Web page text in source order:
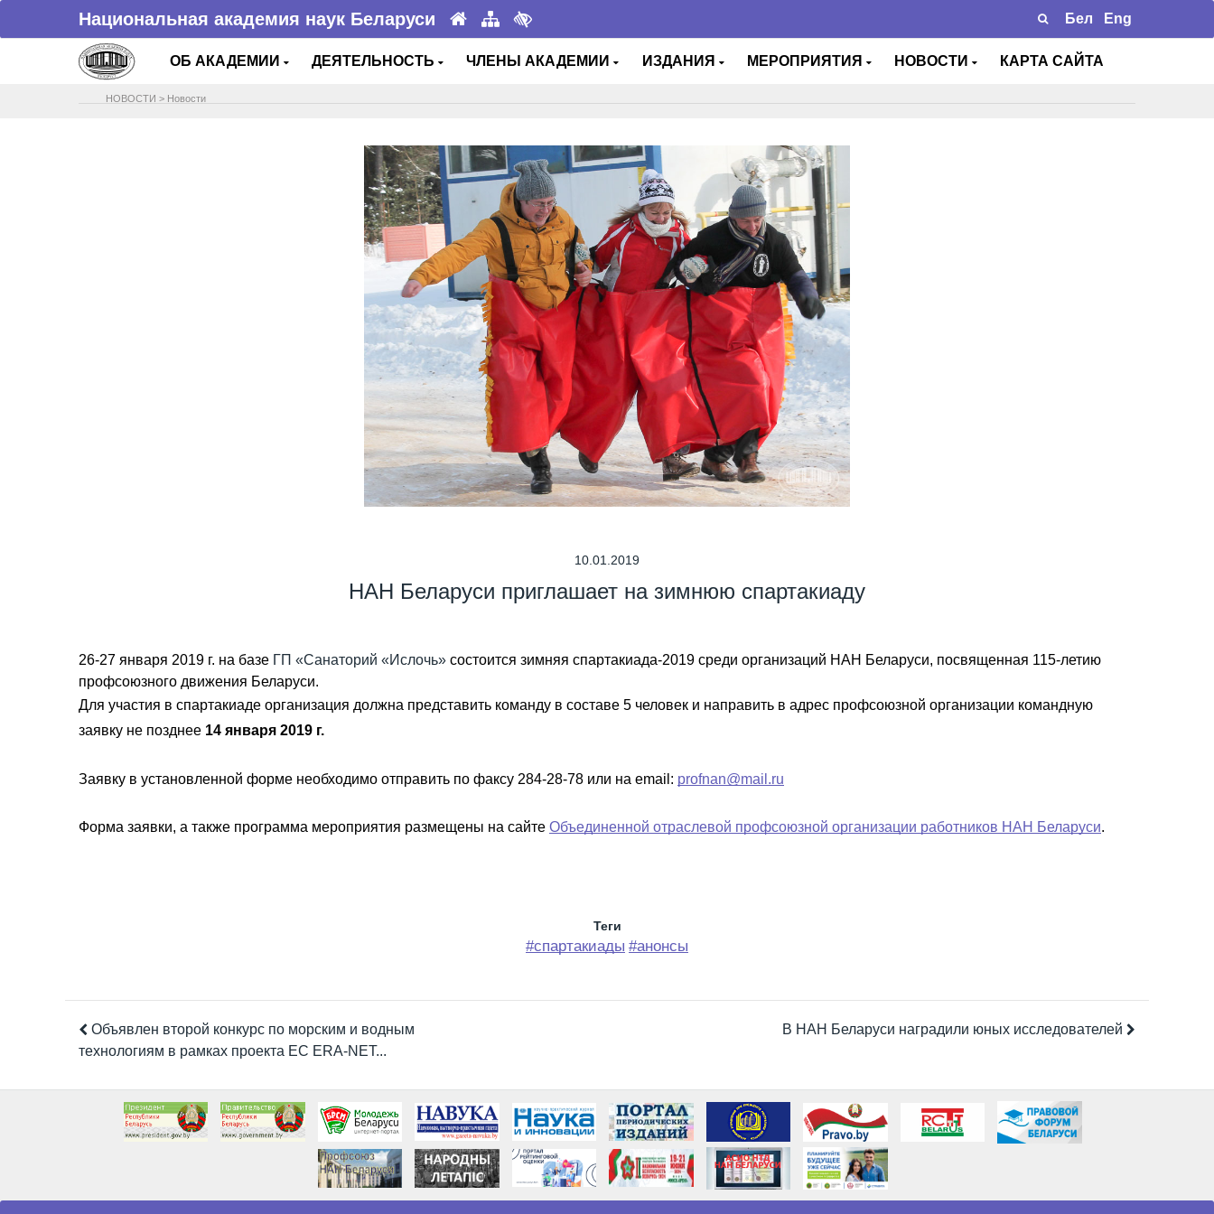
Национальная академия наук Беларуси Бел Eng
ОБ АКАДЕМИИ ДЕЯТЕЛЬНОСТЬ ЧЛЕНЫ АКАДЕМИИ ИЗДАНИЯ МЕРОПРИЯТИЯ НОВОСТИ КАРТА САЙТА
НОВОСТИ > Новости
10.01.2019
НАН Беларуси приглашает на зимнюю спартакиаду
26-27 января 2019 г. на базе ГП «Санаторий «Ислочь» состоится зимняя спартакиада-2019 среди организаций НАН Беларуси, посвященная 115-летию
профсоюзного движения Беларуси.
Для участия в спартакиаде организация должна представить команду в составе 5 человек и направить в адрес профсоюзной организации командную
заявку не позднее 14 января 2019 г.
Заявку в установленной форме необходимо отправить по факсу 284-28-78 или на email: profnan@mail.ru
Форма заявки, а также программа мероприятия размещены на сайте Объединенной отраслевой профсоюзной организации работников НАН Беларуси.
Теги
#спартакиады #анонсы
Объявлен второй конкурс по морским и водным
технологиям в рамках проекта ЕС ERA-NET...
В НАН Беларуси наградили юных исследователей